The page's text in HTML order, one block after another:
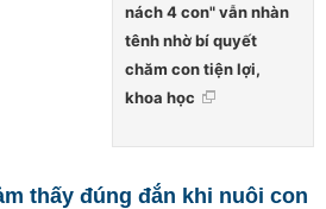
nách 4 con" vẫn nhàn
tênh nhờ bí quyết
chăm con tiện lợi,
khoa học
thấy đúng đắn khi nuôi con